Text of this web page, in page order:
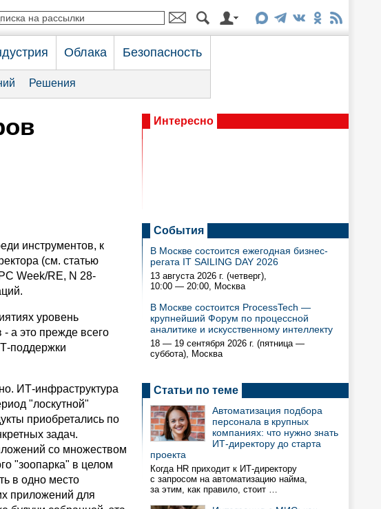
Облака Безопасность
Решения
инструментов, к
(см. статью
Week/RE, N 28-
уровень
а это прежде всего
поддержки
ИТ-инфраструктура
"лоскутной"
приобретались по
задач.
со множеством
"зоопарка" в целом
в одно место
приложений для
Интересно
События
В Москве состоится ежегодная бизнес-
регата IT SAILING DAY 2026
13 августа 2026 г. (четверг),
10:00 — 20:00, Москва
В Москве состоится ProcessTech —
крупнейший Форум по процессной
аналитике и искусственному интеллекту
18 — 19 сентября 2026 г. (пятница —
суббота), Москва
Статьи по теме
Автоматизация подбора
персонала в крупных
компаниях: что нужно знать
ИТ-директору до старта
проекта
Когда HR приходит к ИТ-директору
с запросом на автоматизацию найма,
за этим, как правило, стоит …